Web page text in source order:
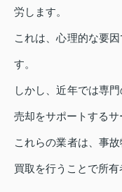
労します。
これは、心理的な要
す。
しかし、近年では専
売却をサポートするサ
これらの業者は、事
買取を行うことで所有